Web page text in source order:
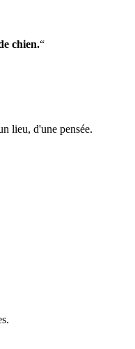
chien.“
lieu, d'une pensée.